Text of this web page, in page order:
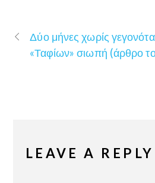
Δύο μήνες χωρίς
«Ταφίων» σιωπή (άρθρο
LEAVE A REPLY